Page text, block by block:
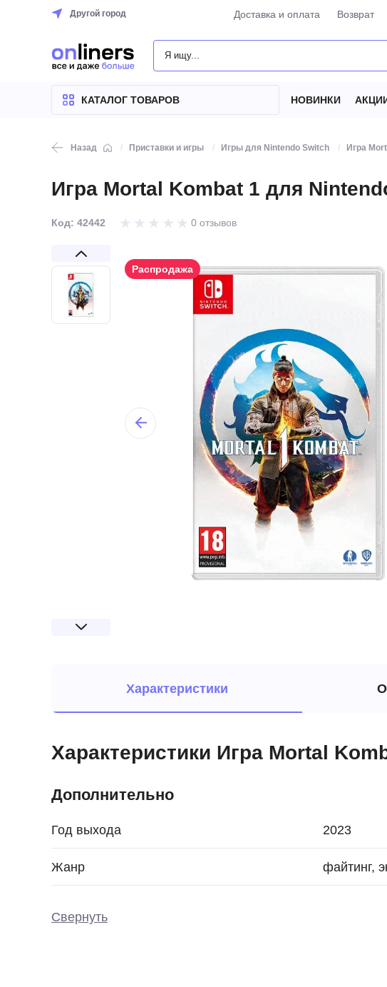
Другой город Доставка и оплата Возврат
ТОВАРОВ
КАТАЛОГ ТОВАРОВ НОВИНКИ
Назад Приставки и игры Игры для Nintendo Switch Игра
Игра Mortal Kombat 1 для
Код: 42442 0 отзывов
Распродажа
Характеристики
Характеристики Игра Mortal
Дополнительно
Год выхода 2023
Жанр файтинг,
Свернуть